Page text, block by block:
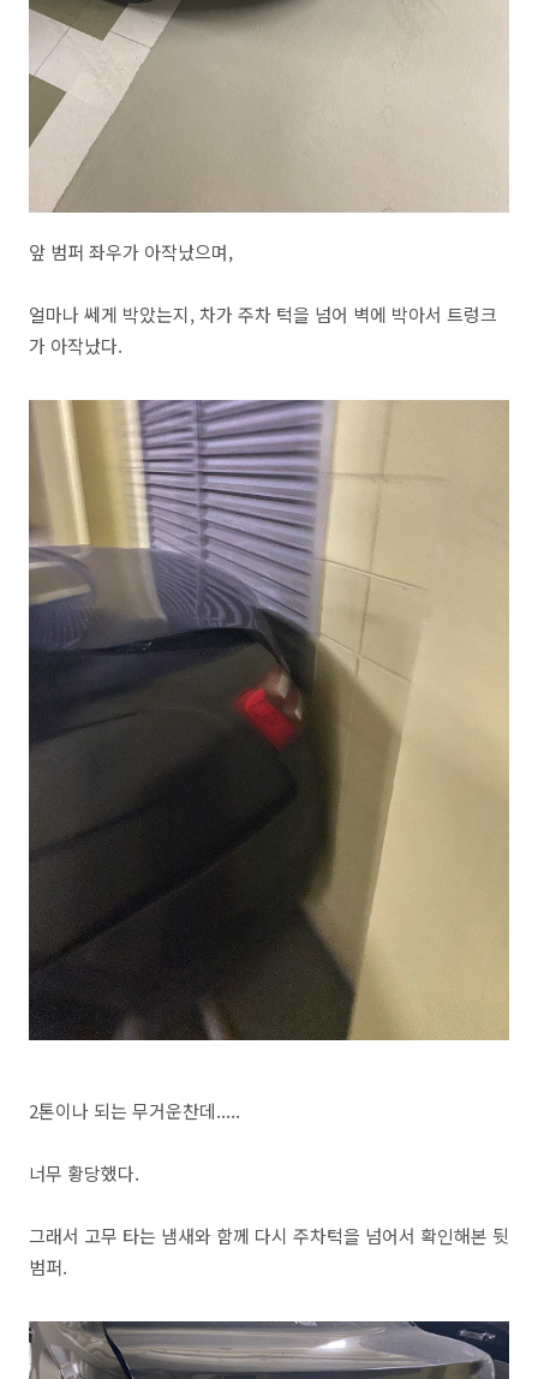
앞 범퍼 좌우가 아작났으며,
얼마나 쎄게 박았는지, 차가 주차 턱을 넘어 벽에 박아서 트렁크
가 아작났다.
2톤이나 되는 무거운찬데.....
너무 황당했다.
그래서 고무 타는 냄새와 함께 다시 주차턱을 넘어서 확인해본 뒷
범퍼.